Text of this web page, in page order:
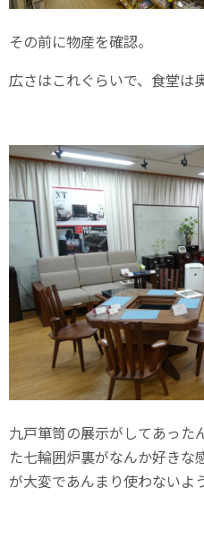
その前に物産を確認。
広さはこれぐらいで、食堂は
九戸箪笥の展示がしてあった
た七輪囲炉裏がなんか好きな
が大変であんまり使わないよ